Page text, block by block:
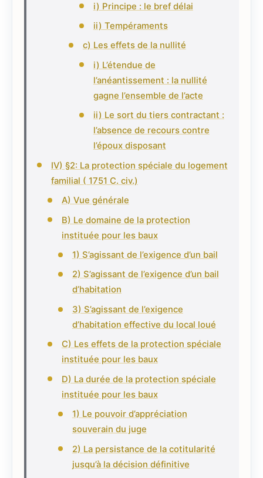
i) Principe : le bref délai
ii) Tempéraments
c) Les effets de la nullité
i) L’étendue de
l’anéantissement : la nullité
gagne l’ensemble de l’acte
ii) Le sort du tiers contractant :
l’absence de recours contre
l’époux disposant
IV) §2: La protection spéciale du logement
familial ( 1751 C. civ.)
A) Vue générale
B) Le domaine de la protection
instituée pour les baux
1) S’agissant de l’exigence d’un bail
2) S’agissant de l’exigence d’un bail
d’habitation
3) S’agissant de l’exigence
d’habitation effective du local loué
C) Les effets de la protection spéciale
instituée pour les baux
D) La durée de la protection spéciale
instituée pour les baux
1) Le pouvoir d’appréciation
souverain du juge
2) La persistance de la cotitularité
jusqu’à la décision définitive